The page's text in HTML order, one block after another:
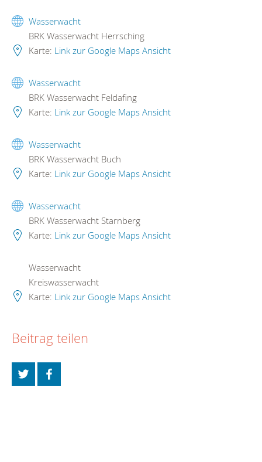
Wasserwacht
BRK Wasserwacht Herrsching
Karte: Link zur Google Maps Ansicht
Wasserwacht
BRK Wasserwacht Feldafing
Karte: Link zur Google Maps Ansicht
Wasserwacht
BRK Wasserwacht Buch
Karte: Link zur Google Maps Ansicht
Wasserwacht
BRK Wasserwacht Starnberg
Karte: Link zur Google Maps Ansicht
Wasserwacht
Kreiswasserwacht
Karte: Link zur Google Maps Ansicht
Beitrag teilen